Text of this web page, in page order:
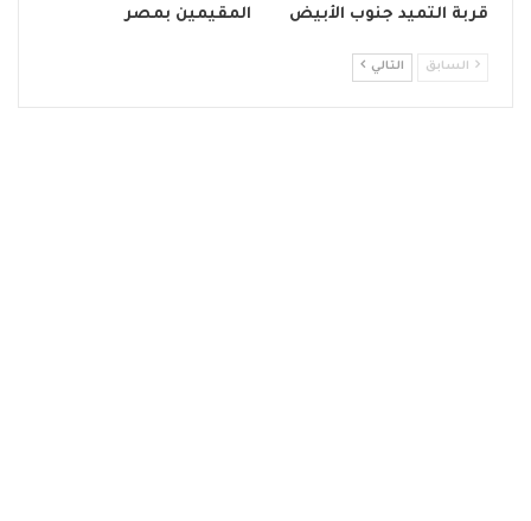
قربة التميد جنوب الأبيض
المقيمين بمصر
السابق التالي